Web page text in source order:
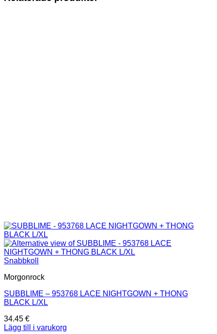
Snabbkoll
Morgonrock
SUBBLIME – 953768 LACE NIGHTGOWN + THONG
BLACK L/XL
34.45 €
Lägg till i varukorg